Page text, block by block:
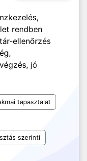
rendben
ellenőrzés
jó
tapasztalat
szerinti